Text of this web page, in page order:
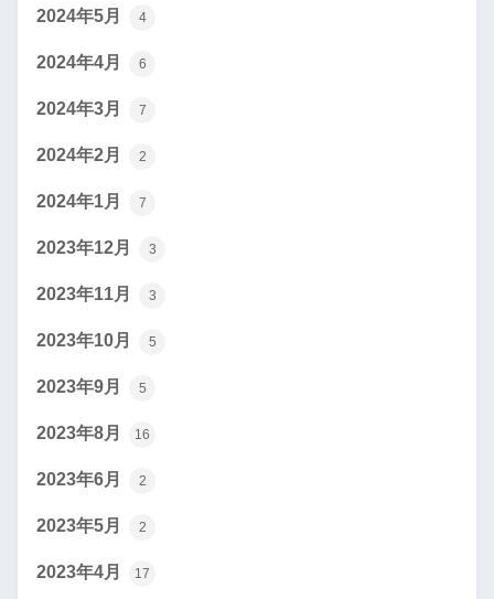
2024年5月 4
2024年4月 6
2024年3月 7
2024年2月 2
2024年1月 7
2023年12月 3
2023年11月 3
2023年10月 5
2023年9月 5
2023年8月 16
2023年6月 2
2023年5月 2
2023年4月 17